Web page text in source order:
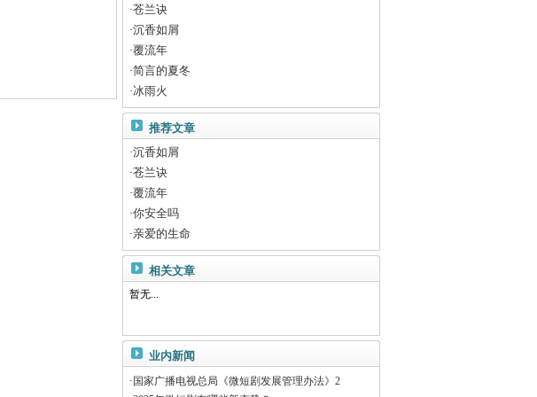
·苍兰诀
·沉香如屑
·覆流年
·简言的夏冬
·冰雨火
推荐文章
·沉香如屑
·苍兰诀
·覆流年
·你安全吗
·亲爱的生命
相关文章
暂无...
业内新闻
· 国家广播电视总局《微短剧发展管理办法》2